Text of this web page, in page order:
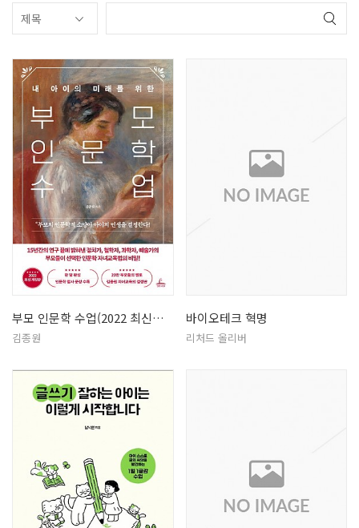
부모 인문학 수업(2022 최신개정판…
김종원
바이오테크 혁명
리처드 올리버